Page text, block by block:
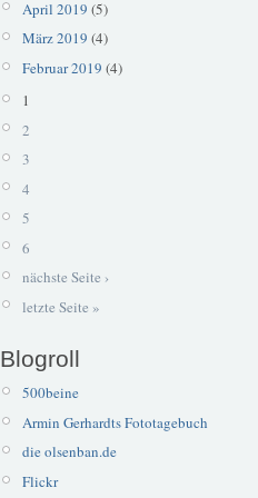
April 2019 (5)
März 2019 (4)
Februar 2019 (4)
1
2
3
4
5
6
nächste Seite ›
letzte Seite »
Blogroll
500beine
Armin Gerhardts Fototagebuch
die olsenban.de
Flickr